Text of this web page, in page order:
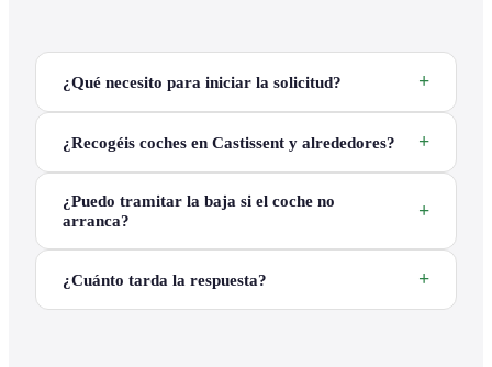
¿Qué necesito para iniciar la solicitud?
¿Recogéis coches en Castissent y alrededores?
¿Puedo tramitar la baja si el coche no
arranca?
¿Cuánto tarda la respuesta?